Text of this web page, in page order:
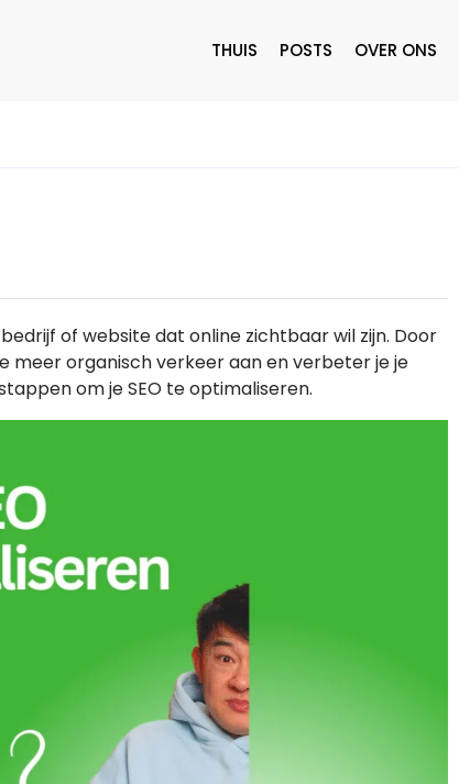
THUIS POSTS OVER ONS
of website dat online zichtbaar wil zijn. Door
meer organisch verkeer aan en verbeter je je
om je SEO te optimaliseren.